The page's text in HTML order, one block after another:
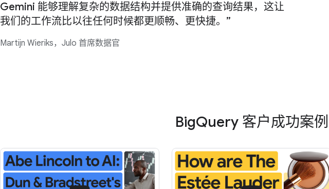
Gemini 能够理解复杂的数据结构并提供准确的查询结果，这让
我们的工作流比以往任何时候都更顺畅、更快捷。”
Martijn Wieriks，Julo 首席数据官
BigQuery 客户成功案例